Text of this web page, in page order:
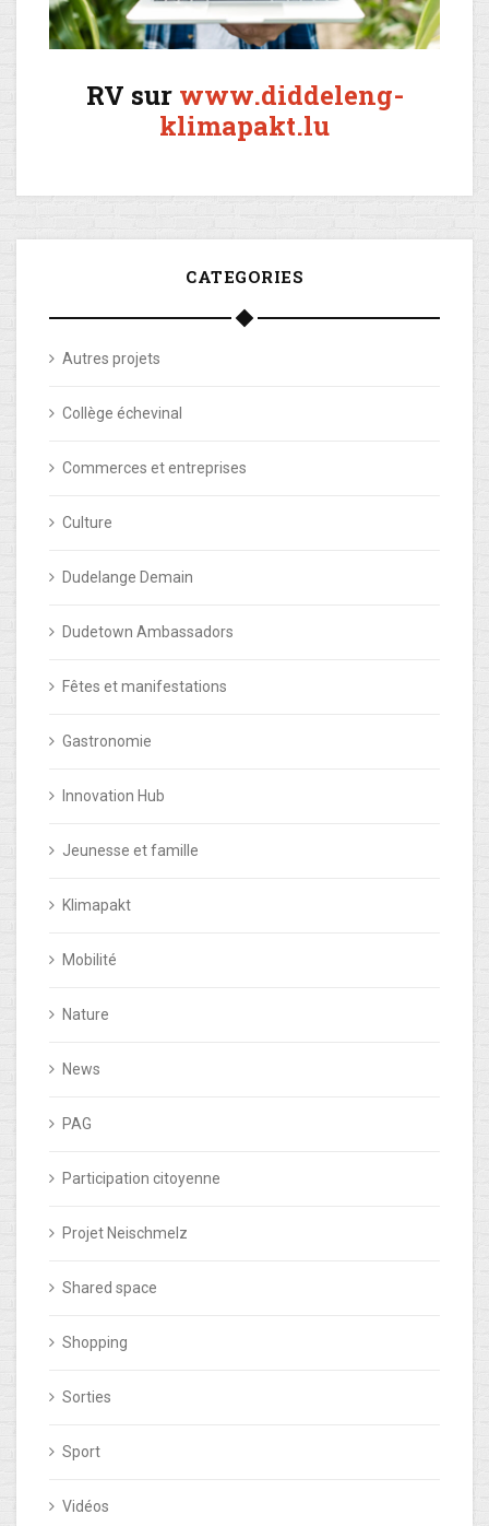
RV sur www.diddeleng-
klimapakt.lu
CATEGORIES
Autres projets
Collège échevinal
Commerces et entreprises
Culture
Dudelange Demain
Dudetown Ambassadors
Fêtes et manifestations
Gastronomie
Innovation Hub
Jeunesse et famille
Klimapakt
Mobilité
Nature
News
PAG
Participation citoyenne
Projet Neischmelz
Shared space
Shopping
Sorties
Sport
Vidéos